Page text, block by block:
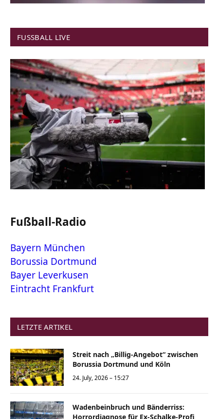
FUSSBALL LIVE
Fußball-Radio
Bayern München
Borussia Dortmund
Bayer Leverkusen
Eintracht Frankfurt
LETZTE ARTIKEL
Streit nach „Billig-Angebot“ zwischen
Borussia Dortmund und Köln
24. July, 2026 – 15:27
Wadenbeinbruch und Bänderriss:
Horrordiagnose für Ex-Schalke-Profi